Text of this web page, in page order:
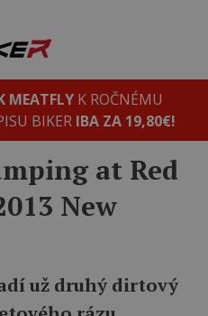
MEATFLYK ROČNÉMU
BIKER IBA ZA 19,80€!
at Red
New
už druhý dirtový